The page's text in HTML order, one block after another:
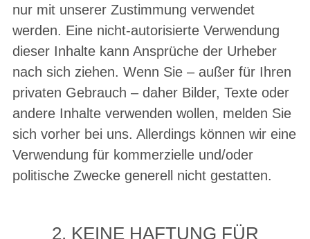
nur mit unserer Zustimmung verwendet
werden. Eine nicht-autorisierte Verwendung
dieser Inhalte kann Ansprüche der Urheber
nach sich ziehen. Wenn Sie – außer für Ihren
privaten Gebrauch – daher Bilder, Texte oder
andere Inhalte verwenden wollen, melden Sie
sich vorher bei uns. Allerdings können wir eine
Verwendung für kommerzielle und/oder
politische Zwecke generell nicht gestatten.
2. KEINE HAFTUNG FÜR